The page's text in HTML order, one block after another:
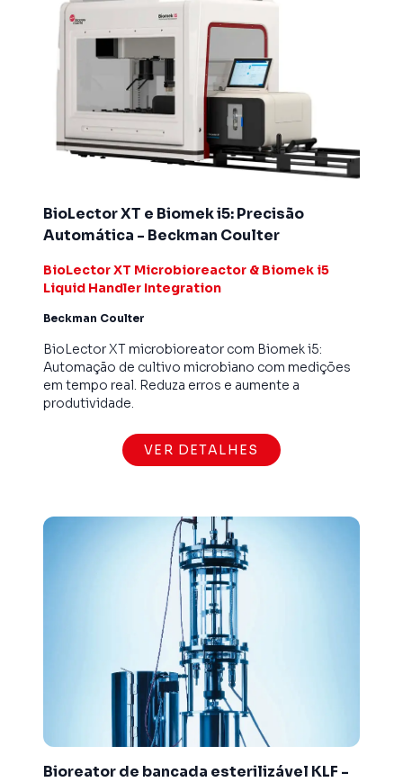
BioLector XT e Biomek i5: Precisão
Automática - Beckman Coulter
BioLector XT Microbioreactor & Biomek i5
Liquid Handler Integration
Beckman Coulter
BioLector XT microbioreator com Biomek i5:
Automação de cultivo microbiano com medições
em tempo real. Reduza erros e aumente a
produtividade.
VER DETALHES
Bioreator de bancada esterilizável KLF -